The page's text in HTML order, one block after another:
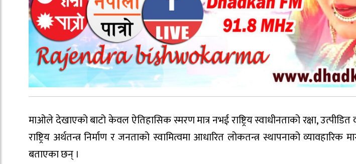
माओले देखाएको बाटो केवल ऐतिहासिक स्मरण मात्र नभई राष्ट्रिय स्वाधीनताको रक्षा, उत्पीडित
राष्ट्रिय अर्थतन्त्र निर्माण र जनताको स्वामित्वमा आधारित लोकतन्त्र स्थापनाको व्यावहारिक
बताएका छन् ।